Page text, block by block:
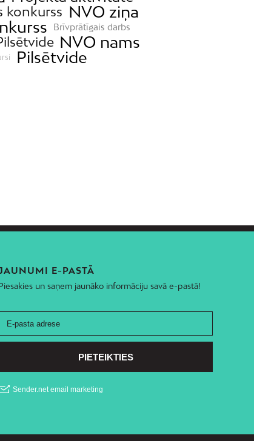
konkurss NVO ziņa
Brīvprātīgais darbs
NVO nams
Pilsētvide
E-PASTĀ
un saņem jaunāko informāciju savā e-pastā!